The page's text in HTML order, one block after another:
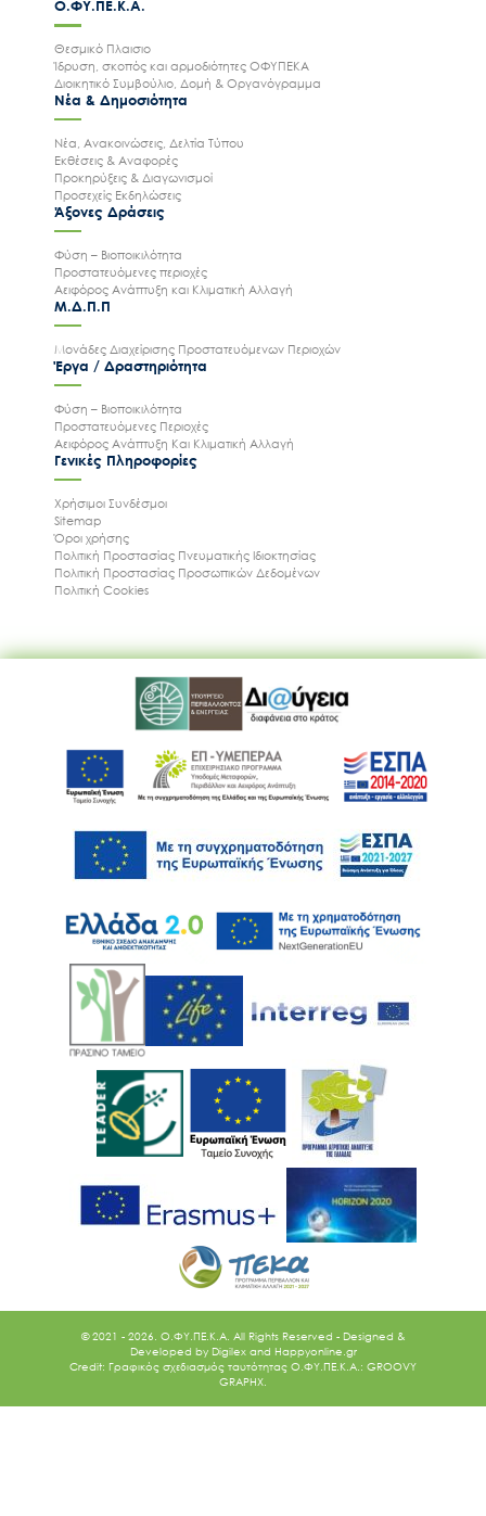
Ακολουθήστε μας
Ο.ΦΥ.ΠΕ.Κ.Α.
Θεσμικό Πλαισιο
Ίδρυση, σκοπός και αρμοδιότητες ΟΦΥΠΕΚΑ
Διοικητικό Συμβούλιο, Δομή & Οργανόγραμμα
Νέα & Δημοσιότητα
Νέα, Ανακοινώσεις, Δελτία Τύπου
Εκθέσεις & Αναφορές
Προκηρύξεις & Διαγωνισμοί
Προσεχείς Εκδηλώσεις
Άξονες Δράσεις
Φύση – Βιοποικιλότητα
Προστατευόμενες περιοχές
Αειφόρος Ανάπτυξη και Κλιματική Αλλαγή
Μ.Δ.Π.Π
Μονάδες Διαχείρισης Προστατευόμενων Περιοχών
Έργα / Δραστηριότητα
Φύση – Βιοποικιλότητα
Προστατευόμενες Περιοχές
Αειφόρος Ανάπτυξη Και Κλιματική Αλλαγή
Γενικές Πληροφορίες
Χρήσιμοι Συνδέσμοι
Sitemap
Όροι χρήσης
Πολιτική Προστασίας Πνευματικής Ιδιοκτησίας
Πολιτική Προστασίας Προσωπικών Δεδομένων
Πολιτική Cookies
© 2021 - 2026. O.ΦΥ.ΠΕ.Κ.Α. All Rights Reserved - Designed &
Developed by Digilex and Happyonline.gr
Credit: Γραφικός σχεδιασμός ταυτότητας Ο.ΦΥ.ΠΕ.Κ.Α.: GROOVY
GRAPHX.